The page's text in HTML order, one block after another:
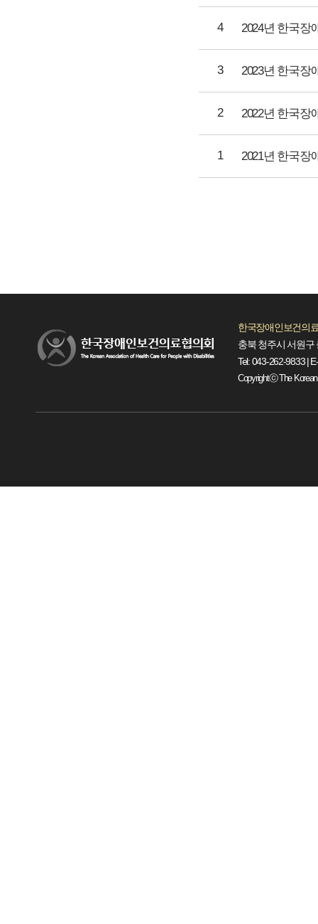
4 2024년 한국장
3 2023년 한국장
2 2022년 한국장
1 2021년 한국장
한국장애인보건의
충북 청주시 서원구
Tel: 043-262-9833 |
Copyrightⓒ The Korean